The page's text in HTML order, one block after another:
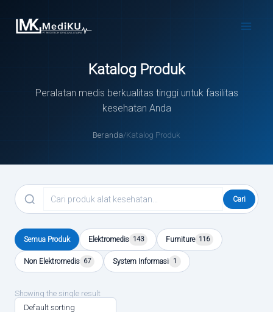
Katalog Produk
Peralatan medis berkualitas tinggi untuk fasilitas
kesehatan Anda
Beranda/Katalog Produk
Cari
Semua Produk Elektromedis 143 Furniture 116
Non Elektromedis 67 System Informasi 1
Showing the single result